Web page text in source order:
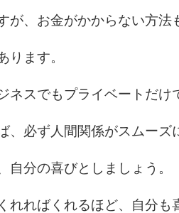
が、お金がかからない方法
ります。
ネスでもプライベートだけ
、必ず人間関係がスムーズ
分の喜びとしましょう。
れればくれるほど、自分も